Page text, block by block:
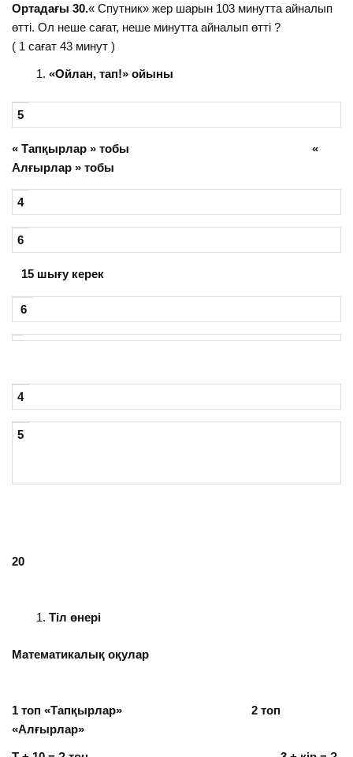
Ортадағы 30.« Спутник» жер шарын 103 минутта айналып
өтті. Ол неше сағат, неше минутта айналып өтті ?
( 1 сағат 43 минут )
«Ойлан, тап!» ойыны
5
« Тапқырлар » тобы «
Алғырлар » тобы
4
6
15 шығу керек
6
4
5
20
Тіл өнері
Математикалық оқулар
1 топ «Тапқырлар»
2 топ
«Алғырлар»